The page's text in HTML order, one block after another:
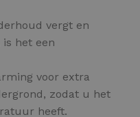
vergt en
het een
voor extra
zodat u het
heeft.